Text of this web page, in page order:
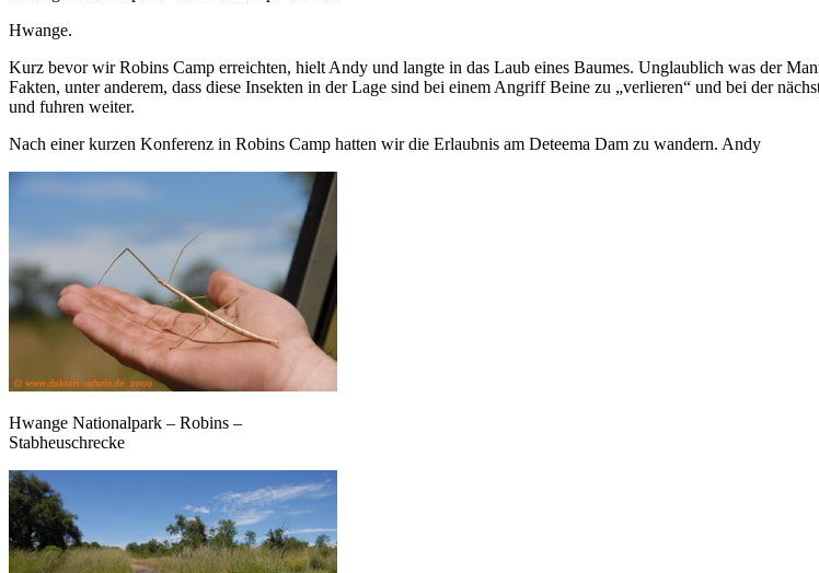
Hwange.
Kurz bevor wir Robins Camp erreichten, hielt Andy und langte in das Laub eines Baumes. Unglaublich was der
Fakten, unter anderem, dass diese Insekten in der Lage sind bei einem Angriff Beine zu „verlieren“ und bei der
und fuhren weiter.
Nach einer kurzen Konferenz in Robins Camp hatten wir die Erlaubnis am Deteema Dam zu wandern. Andy
Hwange Nationalpark – Robins –
Stabheuschrecke